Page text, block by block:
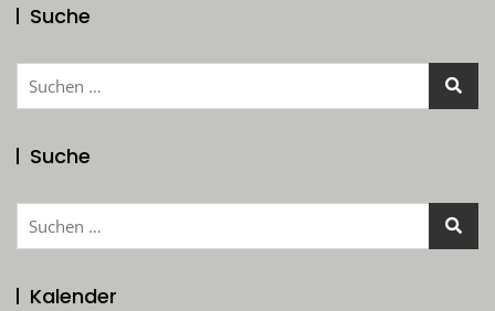
Suche
Suchen
Suche
Suchen
Kalender